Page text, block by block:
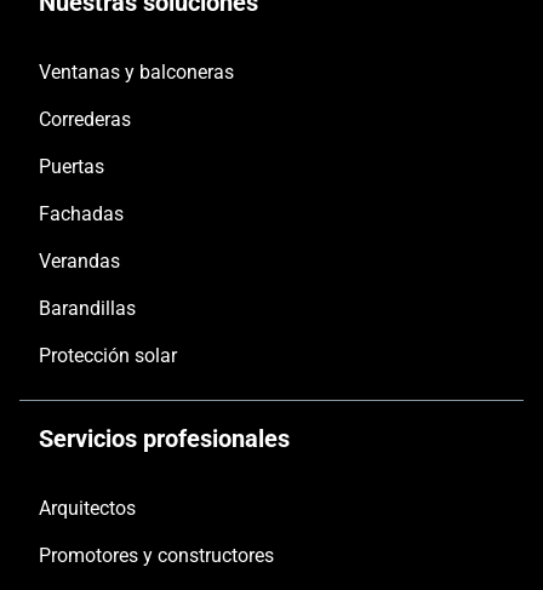
Ventanas y balconeras
Correderas
Puertas
Fachadas
Verandas
Barandillas
Protección solar
Servicios profesionales
Arquitectos
Promotores y constructores